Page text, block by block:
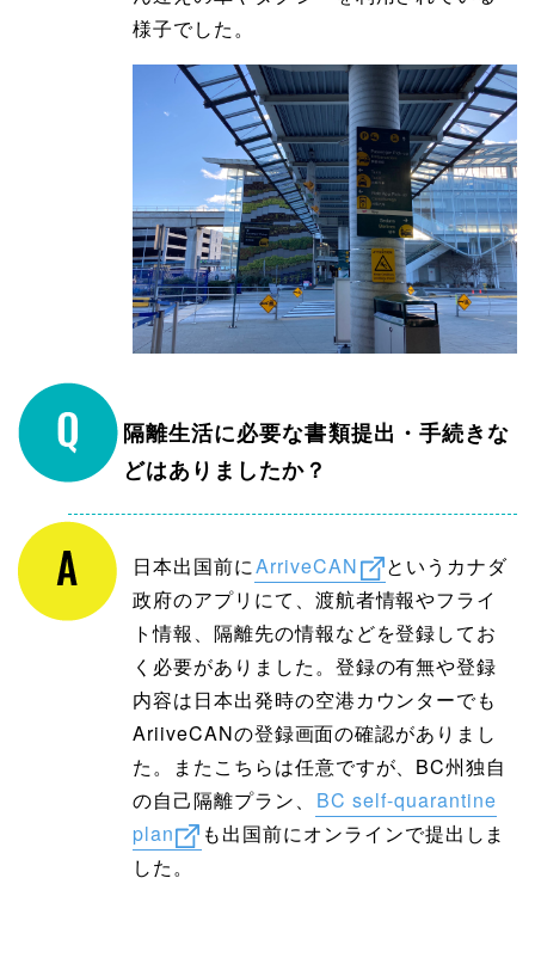
様子でした。
隔離生活に必要な書類提出・手続きな
どはありましたか？
日本出国前にArriveCAN
というカナダ
政府のアプリにて、渡航者情報やフライ
ト情報、隔離先の情報などを登録してお
く必要がありました。登録の有無や登録
内容は日本出発時の空港カウンターでも
AriiveCANの登録画面の確認がありまし
た。またこちらは任意ですが、BC州独自
の自己隔離プラン、
BC self-quarantine
plan
も出国前にオンラインで提出しま
した。